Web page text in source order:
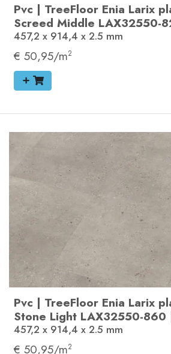
Pvc | TreeFloor Enia Larix
Screed Middle LAX32550-
457,2 x 914,4 x 2.5 mm
€ 50,95/m2
Pvc | TreeFloor Enia Larix
Stone Light LAX32550-860
457,2 x 914,4 x 2.5 mm
€ 50,95/m2